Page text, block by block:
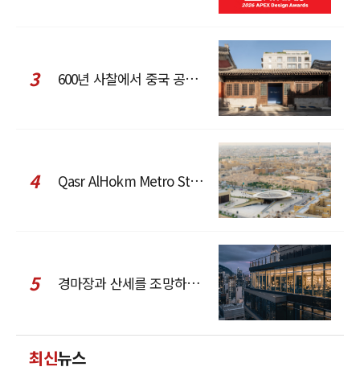
3 600년 사찰에서 중국 공예와 현대 패션을 직조한 ZARA x Fanglu Lin Pop-Up
4 Qasr AlHokm Metro Station, 구도심과 현대 공공 인프라의 접점을 제안하다
5 경마장과 산세를 조망하는 CCD Hong Kong Creative Center
최신뉴스